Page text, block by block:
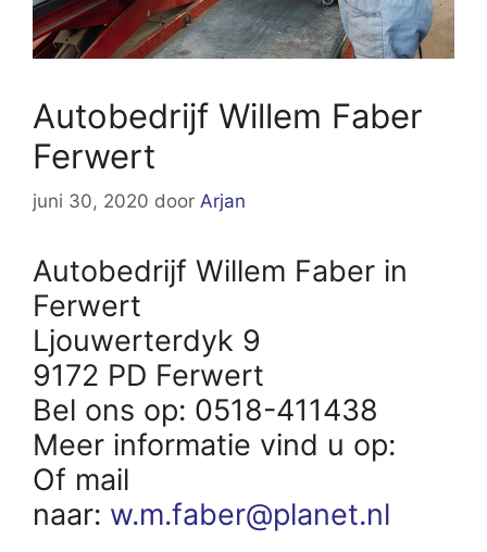
Autobedrijf Willem Faber
Ferwert
juni 30, 2020 door Arjan
Autobedrijf Willem Faber in
Ferwert
Ljouwerterdyk 9
9172 PD Ferwert
Bel ons op: 0518-411438
Meer informatie vind u op:
Of mail
naar: w.m.faber@planet.nl